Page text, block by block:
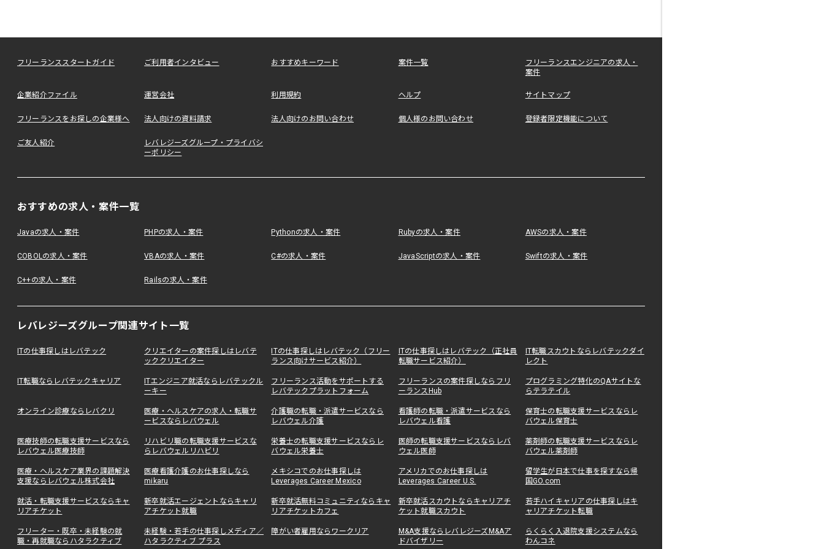
フリーランススタートガイド ご利用者インタビュー おすすめキーワード 案件一覧
フリーランスエンジニアの求人・
案件
企業紹介ファイル 運営会社 利用規約 ヘルプ サイトマップ
フリーランスをお探しの企業様へ 法人向けの資料請求 法人向けのお問い合わせ 個人様のお問い合わせ 登録者限定機能について
ご友人紹介
レバレジーズグループ・プライバシ
ーポリシー
おすすめの求人・案件一覧
Javaの求人・案件 PHPの求人・案件 Pythonの求人・案件 Rubyの求人・案件 AWSの求人・案件
COBOLの求人・案件 VBAの求人・案件 C#の求人・案件 JavaScriptの求人・案件 Swiftの求人・案件
C++の求人・案件 Railsの求人・案件
レバレジーズグループ関連サイト一覧
ITの仕事探しはレバテック
クリエイターの案件探しはレバテ
ッククリエイター
ITの仕事探しはレバテック（フリー
ランス向けサービス紹介）
ITの仕事探しはレバテック（正社員
転職サービス紹介）
IT転職スカウトならレバテックダイ
レクト
IT転職ならレバテックキャリア
ITエンジニア就活ならレバテックル
ーキー
フリーランス活動をサポートする
レバテックプラットフォーム
フリーランスの案件探しならフリ
ーランスHub
プログラミング特化のQAサイトな
らテラテイル
オンライン診療ならレバクリ
医療・ヘルスケアの求人・転職サ
ービスならレバウェル
介護職の転職・派遣サービスなら
レバウェル介護
看護師の転職・派遣サービスなら
レバウェル看護
保育士の転職支援サービスならレ
バウェル保育士
医療技師の転職支援サービスなら
レバウェル医療技師
リハビリ職の転職支援サービスな
らレバウェルリハビリ
栄養士の転職支援サービスならレ
バウェル栄養士
医師の転職支援サービスならレバ
ウェル医師
薬剤師の転職支援サービスならレ
バウェル薬剤師
医療・ヘルスケア業界の課題解決
支援ならレバウェル株式会社
医療看護介護のお仕事探しなら
mikaru
メキシコでのお仕事探しは
Leverages Career Mexico
アメリカでのお仕事探しは
Leverages Career U.S.
留学生が日本で仕事を探すなら帰
国GO.com
就活・転職支援サービスならキャ
リアチケット
新卒就活エージェントならキャリ
アチケット就職
新卒就活無料コミュニティならキャ
リアチケットカフェ
新卒就活スカウトならキャリアチ
ケット就職スカウト
若手ハイキャリアの仕事探しはキ
ャリアチケット転職
フリーター・既卒・未経験の就
職・再就職ならハタラクティブ
未経験・若手の仕事探しメディア／
ハタラクティブ プラス
障がい者雇用ならワークリア
M&A支援ならレバレジーズM&Aア
ドバイザリー
らくらく入退院支援システムなら
わんコネ